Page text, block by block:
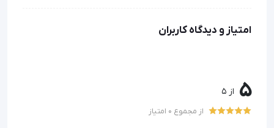
می‌کند و محیط زخم را پاک نگه می‌دارد.
جذب ترشح بالا:
امتیاز و دیدگاه کاربران
5 از 5
از مجموع 0 امتیاز